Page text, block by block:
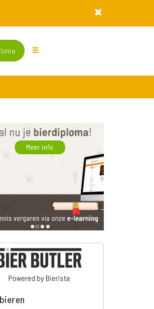
Powered by Bierista